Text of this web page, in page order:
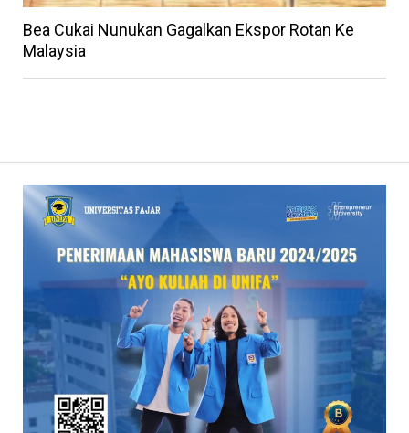
Bea Cukai Nunukan Gagalkan Ekspor Rotan Ke
Malaysia